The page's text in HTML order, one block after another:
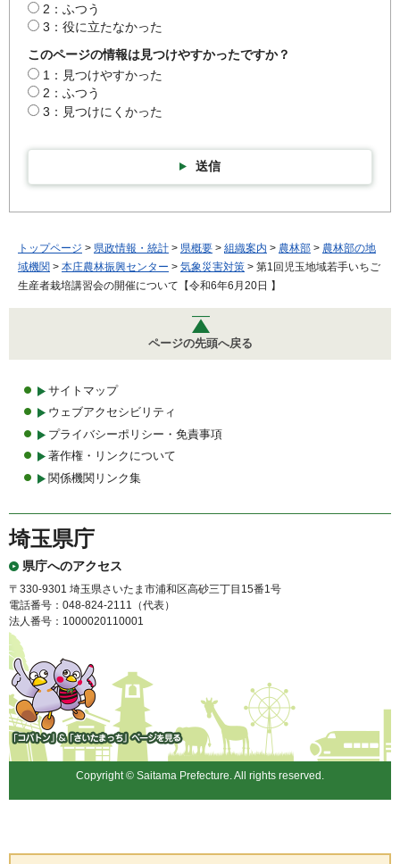
2：ふつう
3：役に立たなかった
このページの情報は見つけやすかったですか？
1：見つけやすかった
2：ふつう
3：見つけにくかった
送信
トップページ > 県政情報・統計 > 県概要 > 組織案内 > 農林部 > 農林部の地
域機関 > 本庄農林振興センター > 気象災害対策 > 第1回児玉地域若手いちご
生産者栽培講習会の開催について【令和6年6月20日 】
ページの先頭へ戻る
サイトマップ
ウェブアクセシビリティ
プライバシーポリシー・免責事項
著作権・リンクについて
関係機関リンク集
埼玉県庁
県庁へのアクセス
〒330-9301 埼玉県さいたま市浦和区高砂三丁目15番1号
電話番号：048-824-2111（代表）
法人番号：1000020110001
「コバトン」&「さいたまっ
ち」
Copyright © Saitama Prefecture. All rights reserved.